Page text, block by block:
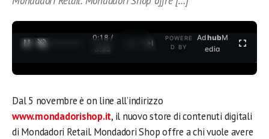
0:18 /
3:35
POWERE
D BY
AdhubM
edia
Dal 5 novembre è on line all’indirizzo
www.mondadorishop.it, il nuovo store di contenuti digitali
di Mondadori Retail. Mondadori Shop offre a chi vuole avere